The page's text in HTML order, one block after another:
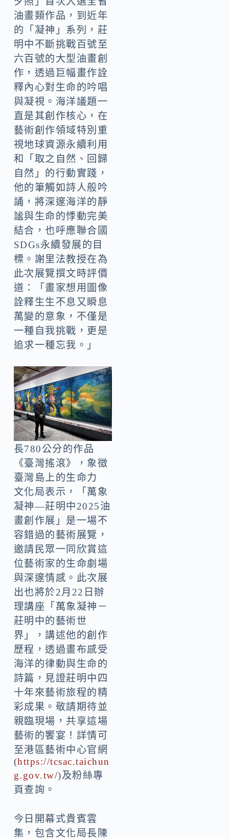
油畫類作品，到近年
的「凝神」系列，莊
明中不斷挑戰百號至
六百號的大型油畫創
作，透過巨幅畫作詮
釋內心對生命的吟唱
與凝視。海洋議題一
直是其創作核心，在
藝術創作領域特別重
視地球資源永續利用
和「取之自然、回歸
自然」的行動實踐，
他的筆觸如詩人般吟
誦，將深邃海洋的靜
謐與生命的悸動完美
結合，也呼應聯合國
SDGs永續發展的目
標。謝里法教授在為
此次展覽撰文時評價
道：「畫家想用圖像
詮釋生生不息又瞬息
萬變的意象，不僅是
一種自我挑戰，更是
追求一種忘我。」
長780公分的作品
《臺灣搖滾》，象徵
臺灣島上的生命力
文化局表示，「萬象
凝神—莊明中2025油
畫創作展」是一場不
容錯過的藝術展覽，
邀請民眾一同欣賞這
位藝術家的生命劇場
與深邃情感。此次展
出也將於2月22日辦
理講座「萬象凝神－
莊明中的藝術世
界」，講述他的創作
歷程，透過畫布感受
海洋的律動與生命的
詩篇，見證莊明中四
十年來藝術旅程的精
彩成果。敬請期待並
親臨現場，共享這場
藝術的饗宴！詳情可
至港區藝術中心官網
(https://tcsac.taichun
g.gov.tw/)及粉絲專
頁查詢。
今日開幕式貴賓雲
集，包含文化局長陳